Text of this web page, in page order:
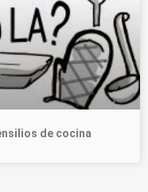
de cocina